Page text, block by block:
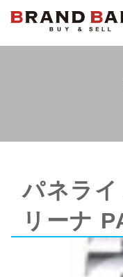
パネラ
リーナ